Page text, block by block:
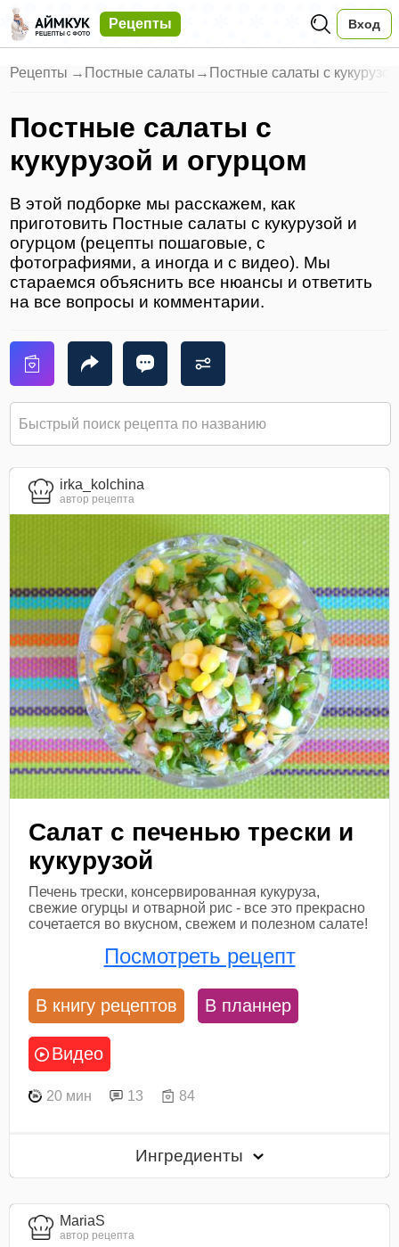
Рецепты Вход
Рецепты → Постные салаты → Постные салаты с
Постные салаты с
кукурузой и огурцом
В этой подборке мы расскажем, как
приготовить Постные салаты с кукурузой и
огурцом (рецепты пошаговые, с
фотографиями, а иногда и с видео). Мы
стараемся объяснить все нюансы и ответить
на все вопросы и комментарии.
irka_kolchina
автор рецепта
Салат с печенью трески и
кукурузой
Печень трески, консервированная кукуруза,
свежие огурцы и отварной рис - все это прекрасно
сочетается во вкусном, свежем и полезном салате!
Посмотреть рецепт
В книгу рецептов В планнер
Видео
20 мин 13 84
Ингредиенты
MariaS
автор рецепта